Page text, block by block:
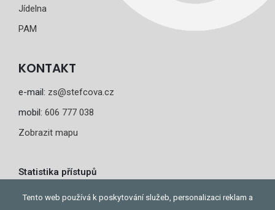
Jídelna
PAM
KONTAKT
e-mail: zs@stefcova.cz
mobil: 606 777 038
Zobrazit mapu
Statistika přístupů
Dnes: 1
Tento web používá k poskytování služeb, personalizaci reklam a